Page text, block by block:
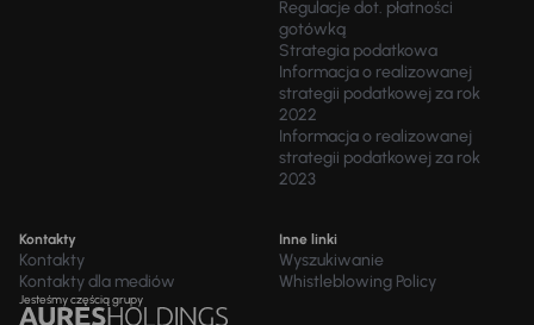
Regulacje dot. płatności
gotówką
Strategia podatkowa
Informacja o realizowanej
strategii podatkowej za rok
2022
Informacja o realizowanej
strategii podatkowej za rok
2023
Kontakty
Kontakty
Kontakty dla mediów
Inne linki
Wyszukiwanie
Whistleblowing Policy
Jesteśmy częścią grupy